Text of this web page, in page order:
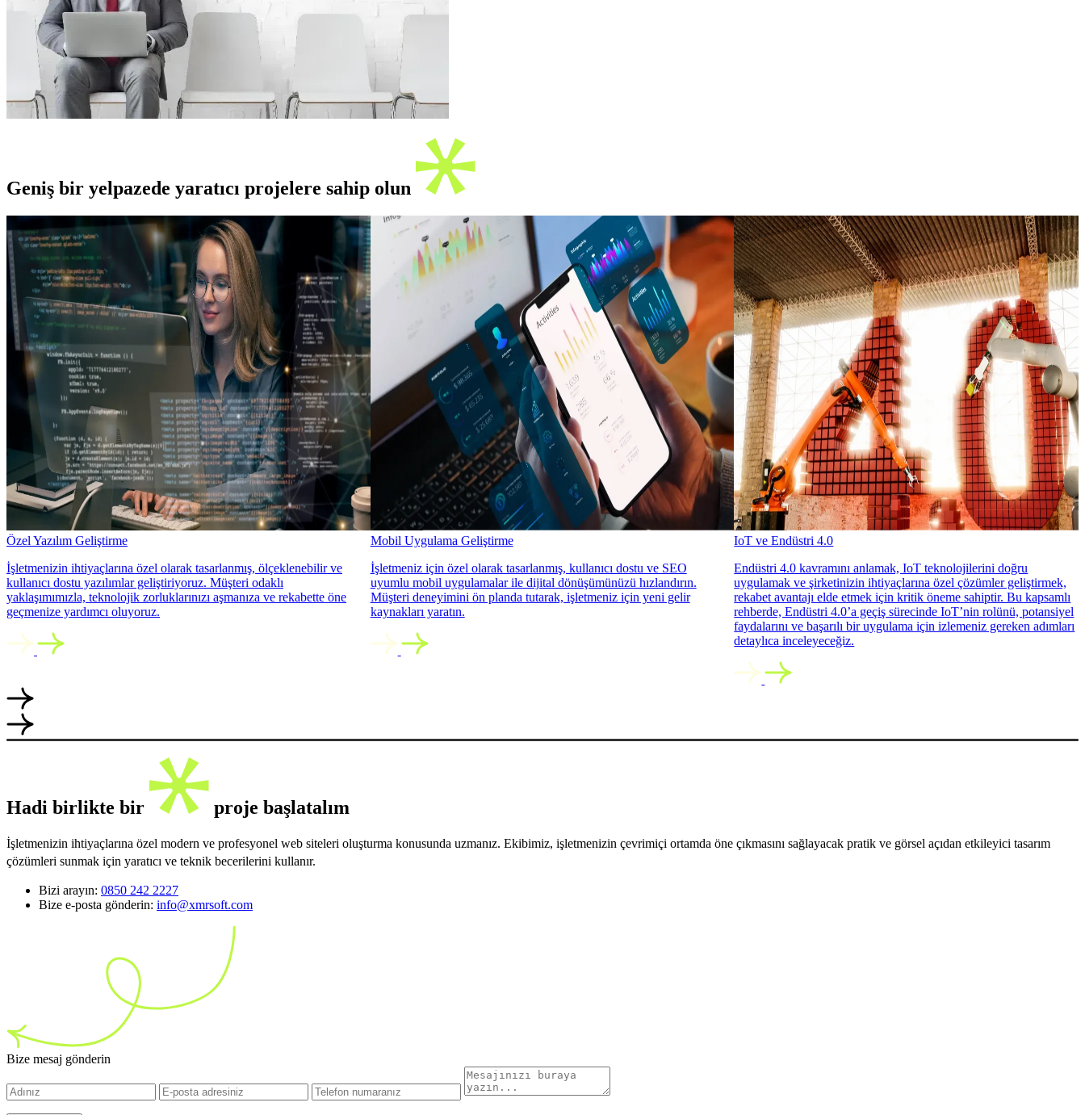
Geniş bir yelpazede yaratıcı projelere sahip olun
Özel Yazılım Geliştirme
İşletmenizin ihtiyaçlarına özel olarak tasarlanmış, ölçeklenebilir ve
kullanıcı dostu yazılımlar geliştiriyoruz. Müşteri odaklı
yaklaşımımızla, teknolojik zorluklarınızı aşmanıza ve rekabette öne
geçmenize yardımcı oluyoruz.
Mobil Uygulama Geliştirme
İşletmeniz için özel olarak tasarlanmış, kullanıcı dostu ve SEO
uyumlu mobil uygulamalar ile dijital dönüşümünüzü hızlandırın.
Müşteri deneyimini ön planda tutarak, işletmeniz için yeni gelir
kaynakları yaratın.
IoT ve Endüstri 4.0
Endüstri 4.0 kavramını anlamak, IoT teknolojilerini doğru
uygulamak ve şirketinizin ihtiyaçlarına özel çözümler geliştirmek,
rekabet avantajı elde etmek için kritik öneme sahiptir. Bu kapsamlı
rehberde, Endüstri 4.0’a geçiş sürecinde IoT’nin rolünü, potansiyel
faydalarını ve başarılı bir uygulama için izlemeniz gereken adımları
detaylıca inceleyeceğiz.
Hadi birlikte bir proje başlatalım
İşletmenizin ihtiyaçlarına özel modern ve profesyonel web siteleri oluşturma konusunda uzmanız. Ekibimiz, işletmenizin çevrimiçi ortamda öne çıkmasını sağlayacak pratik ve görsel açıdan etkileyici tasarım
çözümleri sunmak için yaratıcı ve teknik becerilerini kullanır.
Bizi arayın: 0850 242 2227
Bize e-posta gönderin: info@xmrsoft.com
Bize mesaj gönderin